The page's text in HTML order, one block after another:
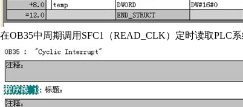
在OB35中周期调用SFC1（READ_CLK）定时读取PLC